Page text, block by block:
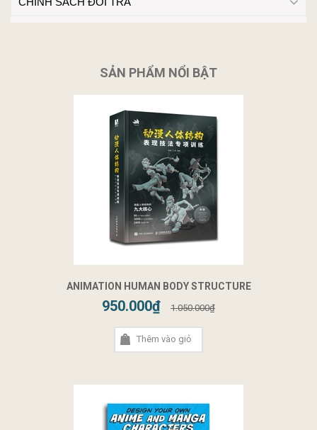
SẢN PHẨM NỔI BẬT
ANIMATION HUMAN BODY STRUCTURE
950.000₫ 1.050.000₫
Thêm vào giỏ